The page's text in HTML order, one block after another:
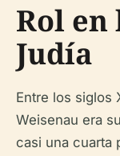
Rol en
Judía
Entre los siglos
Weisenau era
casi una cuarta